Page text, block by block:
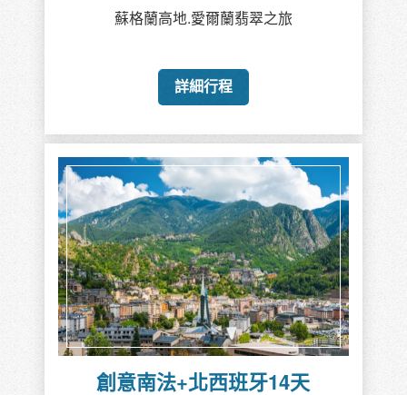
蘇格蘭高地.愛爾蘭翡翠之旅
詳細行程
創意南法+北西班牙14天